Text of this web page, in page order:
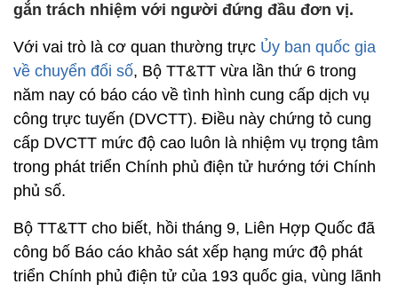
gắn trách nhiệm với người đứng đầu đơn vị.
Với vai trò là cơ quan thường trực Ủy ban quốc gia
về chuyển đổi số, Bộ TT&TT vừa lần thứ 6 trong
năm nay có báo cáo về tình hình cung cấp dịch vụ
công trực tuyến (DVCTT). Điều này chứng tỏ cung
cấp DVCTT mức độ cao luôn là nhiệm vụ trọng tâm
trong phát triển Chính phủ điện tử hướng tới Chính
phủ số.
Bộ TT&TT cho biết, hồi tháng 9, Liên Hợp Quốc đã
công bố Báo cáo khảo sát xếp hạng mức độ phát
triển Chính phủ điện tử của 193 quốc gia, vùng lãnh